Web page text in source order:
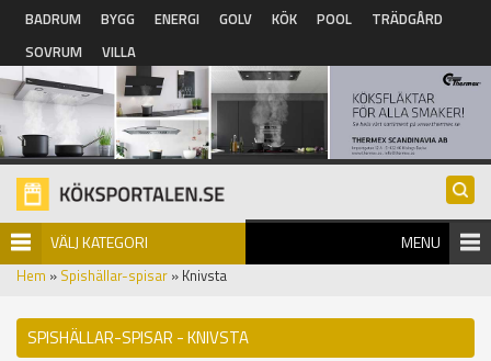
Hoppa till huvudinnehåll
BADRUM BYGG ENERGI GOLV KÖK POOL
TRÄDGÅRD
SOVRUM
VILLA
VÄLJ KATEGORI MENU
Hem » Spishällar-spisar » Knivsta
SPISHÄLLAR-SPISAR - KNIVSTA